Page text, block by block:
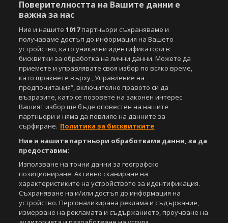
Copyright © 2007-2026 Агенция Спортал. Всички права запазени.
За нас Екип За рекламa
Общи условия
Етични правила на НСС
Лични данни
Управление на предпочитания
Съдържанието на този уеб сайт и технологиите, използвани в него, са
под закрила на Закона за авторското право и сродните му права.
Всички статии, репортажи, интервюта и други текстови, графични и
видео материали, публикувани в сайта, са собственост на Агенция
Спортал, освен ако изрично е посочено друго. Допуска се
публикуване на текстови материали само след писмено съгласие на
Агенция Спортал, посочване на източника и добавяне на линк към
www.sportal.bg. Използването на графични и видео материали,
публикувани в сайта, е строго забранено. Нарушителите ще бъдат
санкционирани с цялата строгост на закона.
СвалиБЕЗПЛАТНОТОприложение за:
Android
Поверителността на Вашите данни е
важна за нас
Ние и нашите1017партньори съхраняваме и
получаваме достъп до информация на Вашето
устройство, като уникални идентификатори в
бисквитки за обработка на лични данни. Можете да
приемете и управлявате своя избор по всяко време,
като щракнете върху „Управление на
предпочитания“, включително правото си да
възразите, като се позовете на законен интерес.
Вашият избор ще бъде оповестен на нашите
партньори и няма да повлияе на данните за
сърфиране. Политика за бисквитките
Ние и нашите партньори обработваме данни, за да
предоставим:
Използване на точни данни за географско
позициониране. Активно сканиране на
характеристиките на устройството за идентификация.
Съхраняване на и/или достъп до информация на
устройство. Персонализирана реклама и съдържание,
измерване на рекламата и съдържанието, проучване на